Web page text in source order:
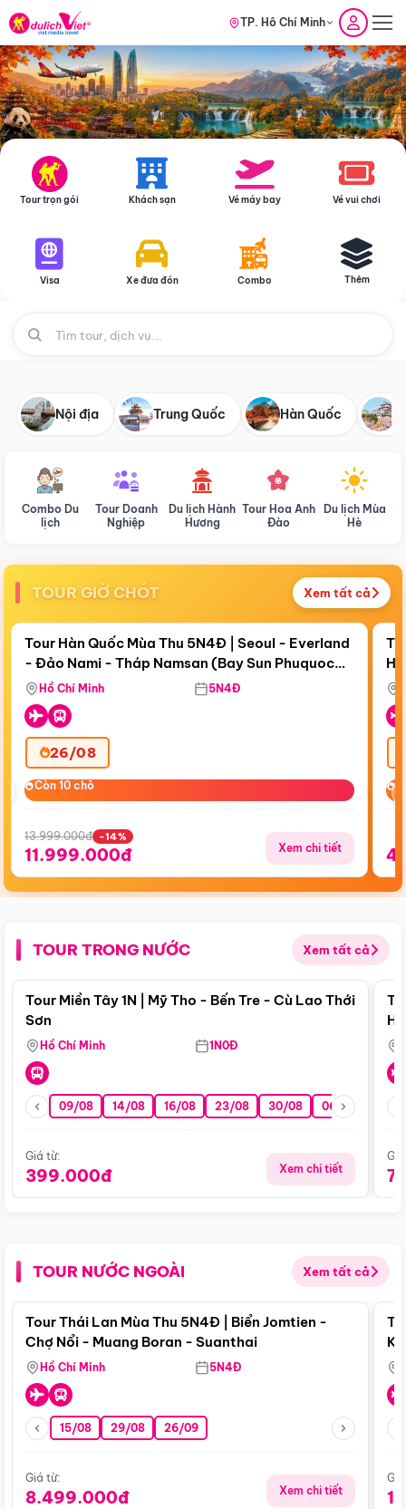
TP. Hồ Chí Minh
Tour trọn gói Khách sạn Vé máy bay Vé vui chơi
Visa Xe đưa đón Combo Thêm
Nội địa Trung Quốc Hàn Quốc
Combo Du
lịch
Tour Doanh
Nghiệp
Du lịch Hành
Hương
Tour Hoa Anh
Đào
Du lịch Mùa
Hè
TOUR GIỜ CHÓT Xem tất cả
Còn19 ngày 11:58:25
Điểm nổi bật
Tour Hàn Quốc Mùa Thu 5N4Đ | Seoul - Everland
- Đảo Nami - Tháp Namsan (Bay Sun Phuquoc
Airways)
Hồ Chí Minh 5N4Đ
26/08
Còn 10 chỗ
Còn 10 chỗ
13.999.000đ -14%
11.999.000đ Xem chi tiết
TOUR TRONG NƯỚC Xem tất cả
Điểm nổi bật
Tour Miền Tây 1N | Mỹ Tho - Bến Tre - Cù Lao Thới
Sơn
Hồ Chí Minh 1N0Đ
09/08 14/08 16/08 23/08 30/08 06/09 13/09
Giá từ:
399.000đ Xem chi tiết
TOUR NƯỚC NGOÀI Xem tất cả
Điểm nổi bật
Tour Thái Lan Mùa Thu 5N4Đ | Biển Jomtien -
Chợ Nổi - Muang Boran - Suanthai
Hồ Chí Minh 5N4Đ
15/08 29/08 26/09
Giá từ:
8.499.000đ Xem chi tiết